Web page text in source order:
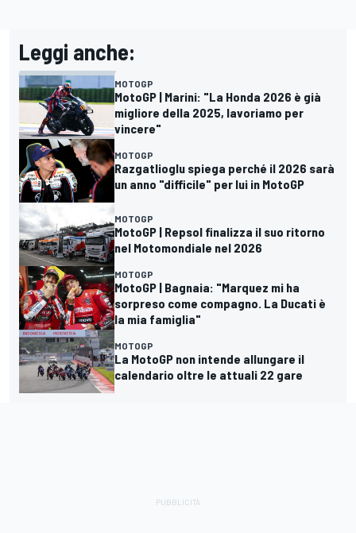
Leggi anche:
MOTOGP
MotoGP | Marini: "La Honda 2026 è già
migliore della 2025, lavoriamo per
vincere"
MOTOGP
Razgatlioglu spiega perché il 2026 sarà
un anno "difficile" per lui in MotoGP
MOTOGP
MotoGP | Repsol finalizza il suo ritorno
nel Motomondiale nel 2026
MOTOGP
MotoGP | Bagnaia: "Marquez mi ha
sorpreso come compagno. La Ducati è
la mia famiglia"
MOTOGP
La MotoGP non intende allungare il
calendario oltre le attuali 22 gare